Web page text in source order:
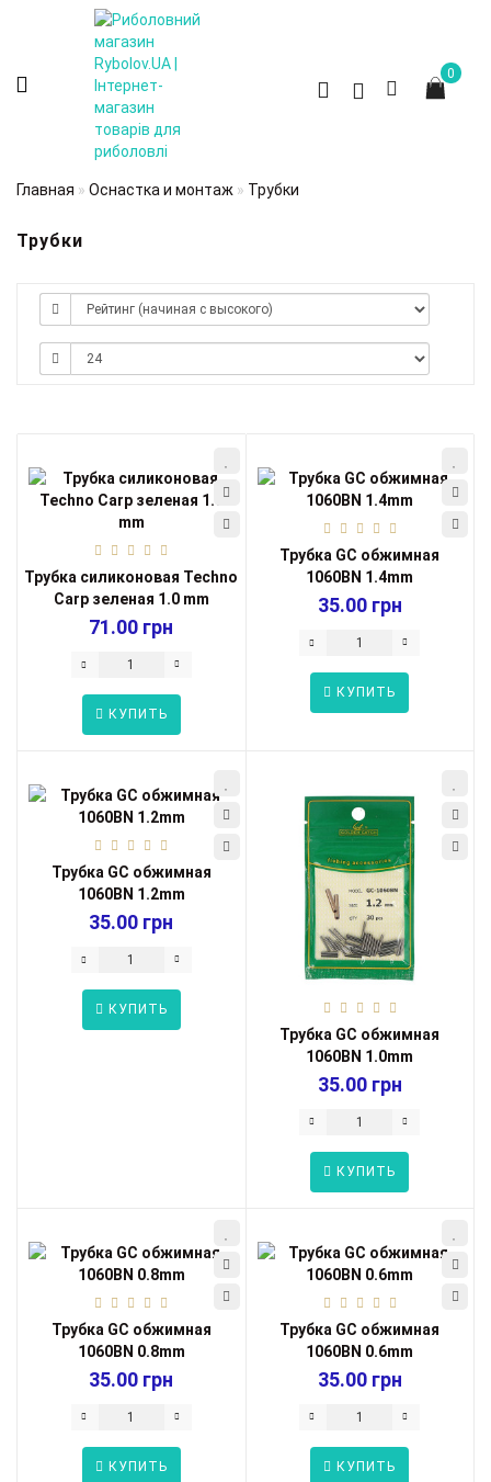
0
Главная Оснастка и монтаж Трубки
Трубки
Трубка силиконовая Techno
Carp зеленая 1.0 mm
71.00 грн
КУПИТЬ
Трубка GC обжимная
1060BN 1.4mm
35.00 грн
КУПИТЬ
Трубка GC обжимная
1060BN 1.2mm
35.00 грн
КУПИТЬ
Трубка GC обжимная
1060BN 1.0mm
35.00 грн
КУПИТЬ
Трубка GC обжимная
1060BN 0.8mm
35.00 грн
КУПИТЬ
Трубка GC обжимная
1060BN 0.6mm
35.00 грн
КУПИТЬ